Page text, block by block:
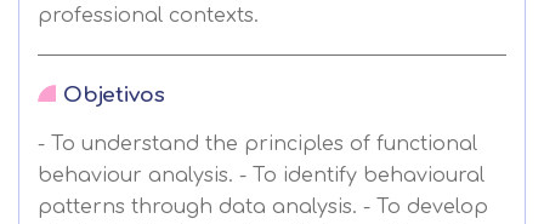
professional contexts.
Objetivos
- To understand the principles of functional
behaviour analysis. - To identify behavioural
patterns through data analysis. - To develop